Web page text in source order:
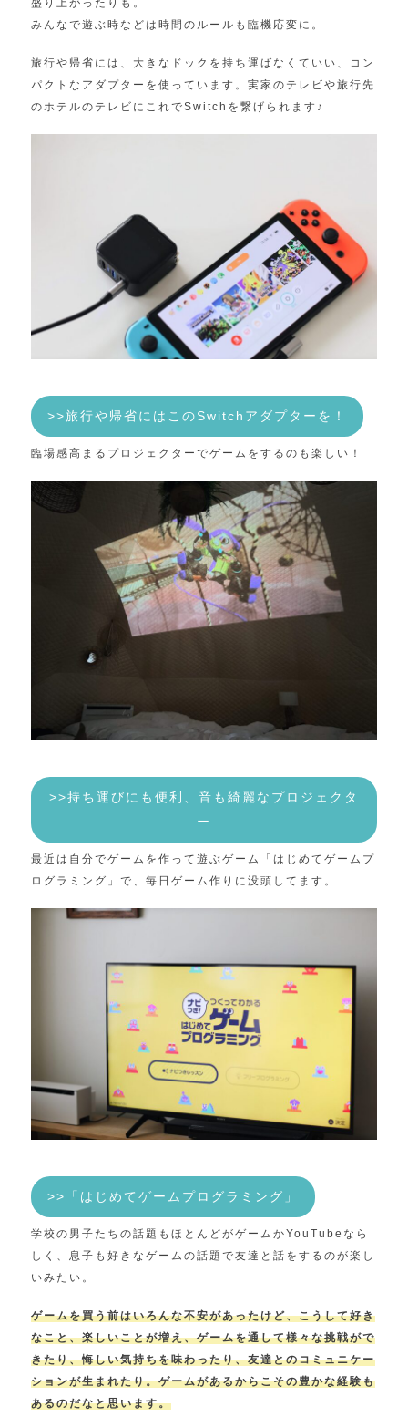
盛り上がったりも。
みんなで遊ぶ時などは時間のルールも臨機応変に。
旅行や帰省には、大きなドックを持ち運ばなくていい、コン
パクトなアダプターを使っています。実家のテレビや旅行先
のホテルのテレビにこれでSwitchを繋げられます♪
>>旅行や帰省にはこのSwitchアダプターを！
臨場感高まるプロジェクターでゲームをするのも楽しい！
>>持ち運びにも便利、音も綺麗なプロジェクタ
ー
最近は自分でゲームを作って遊ぶゲーム「はじめてゲームプ
ログラミング」で、毎日ゲーム作りに没頭してます。
>>「はじめてゲームプログラミング」
学校の男子たちの話題もほとんどがゲームかYouTubeなら
しく、息子も好きなゲームの話題で友達と話をするのが楽し
いみたい。
ゲームを買う前はいろんな不安があったけど、こうして好き
なこと、楽しいことが増え、ゲームを通して様々な挑戦がで
きたり、悔しい気持ちを味わったり、友達とのコミュニケー
ションが生まれたり。ゲームがあるからこその豊かな経験も
あるのだなと思います。